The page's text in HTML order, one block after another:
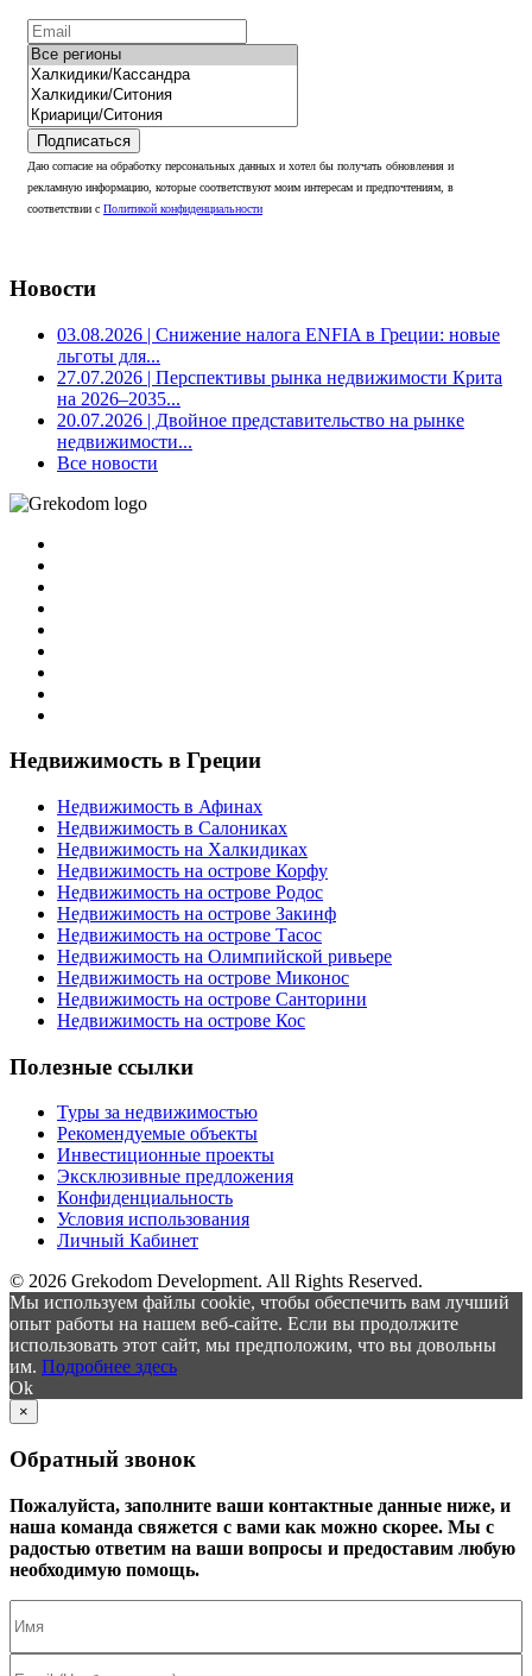
Подписаться
Даю согласие на обработку персональных данных и хотел бы получать обновления и
рекламную информацию, которые соответствуют моим интересам и предпочтениям, в
соответствии с Политикой конфиденциальности
Новости
03.08.2026 | Снижение налога ENFIA в Греции: новые
льготы для...
27.07.2026 | Перспективы рынка недвижимости Крита
на 2026–2035...
20.07.2026 | Двойное представительство на рынке
недвижимости...
Все новости
Недвижимость в Греции
Недвижимость в Афинах
Недвижимость в Салониках
Недвижимость на Халкидиках
Недвижимость на острове Корфу
Недвижимость на острове Родос
Недвижимость на острове Закинф
Недвижимость на острове Тасос
Недвижимость на Олимпийской ривьере
Недвижимость на острове Миконос
Недвижимость на острове Санторини
Недвижимость на острове Кос
Полезные ссылки
Туры за недвижимостью
Рекомендуемые объекты
Инвестиционные проекты
Эксклюзивные предложения
Конфиденциальность
Условия использования
Личный Кабинет
© 2026 Grekodom Development. All Rights Reserved.
Мы используем файлы cookie, чтобы обеспечить вам лучший
опыт работы на нашем веб-сайте. Если вы продолжите
использовать этот сайт, мы предположим, что вы довольны
им. Подробнее здесь
Ok
×
Обратный звонок
Пожалуйста, заполните ваши контактные данные ниже, и
наша команда свяжется с вами как можно скорее. Мы с
радостью ответим на ваши вопросы и предоставим любую
необходимую помощь.